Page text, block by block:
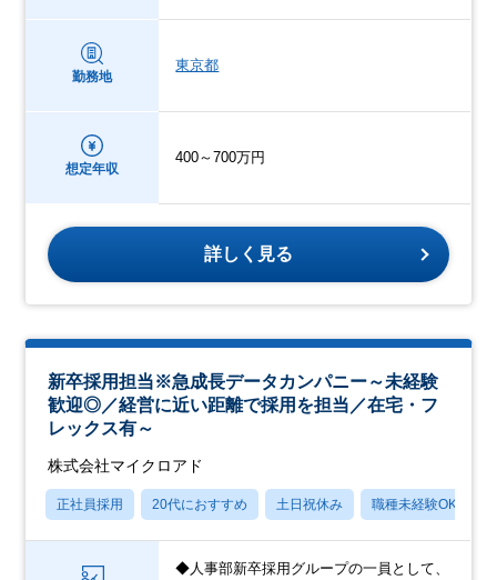
勤務地
東京都
想定年収
400～700万円
詳しく見る
新卒採用担当※急成長データカンパニー～未経験
歓迎◎／経営に近い距離で採用を担当／在宅・フ
レックス有～
株式会社マイクロアド
正社員採用 20代におすすめ 土日祝休み 職種未経験OK
◆人事部新卒採用グループの一員として、